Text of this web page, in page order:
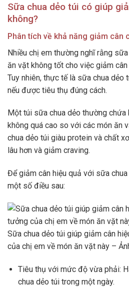
Sữa chua dẻo túi có giúp
không?
Phân tích về khả năng giảm cân
Nhiều chị em thường nghĩ rằng
ăn vặt không tốt cho việc giảm
Tuy nhiên, thực tế là sữa chua dẻo
nếu được tiêu thụ đúng cách.
Một túi sữa chua dẻo thường
không quá cao so với các món ăn
chua dẻo túi giàu protein và chất
lâu hơn và giảm craving.
Để giảm cân hiệu quả với sữa
một số điều sau:
Sữa chua dẻo túi giúp giảm cân
của chị em về món ăn vặt này –
Tiêu thụ với mức độ vừa phải:
chua dẻo túi trong một ngày.